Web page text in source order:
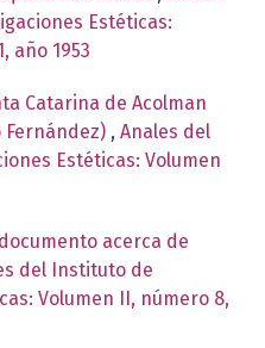
Estéticas:
año 1953
Catarina de Acolman
, Anales del
Estéticas: Volumen
acerca de
del Instituto de
Volumen II, número 8,